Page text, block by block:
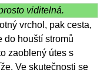
viditelná.
vrchol, pak cesta,
do houští stromů
zaoblený útes s
Ve skutečnosti se